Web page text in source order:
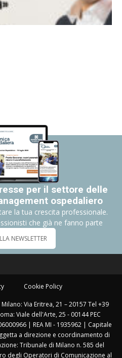
per il settore delle
ospedaliero
la tua crescita professionale.
che già ne fanno parte
NEWSLETTER
Cookie Policy
Via Eritrea, 21 – 20157 Tel +39
Viale dell'Arte, 25 - 00144 PEC
| REA MI - 1935962 | Capitale
a direzione e coordinamento di
Tribunale di Milano n. 585 del
degli Operatori di Comunicazione al